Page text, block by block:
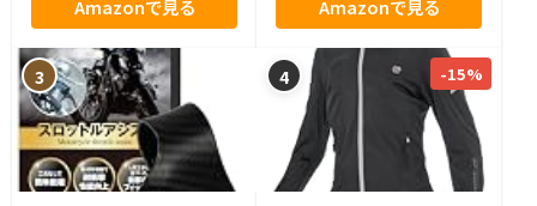
Amazonで見る Amazonで見る
3 4 -15%